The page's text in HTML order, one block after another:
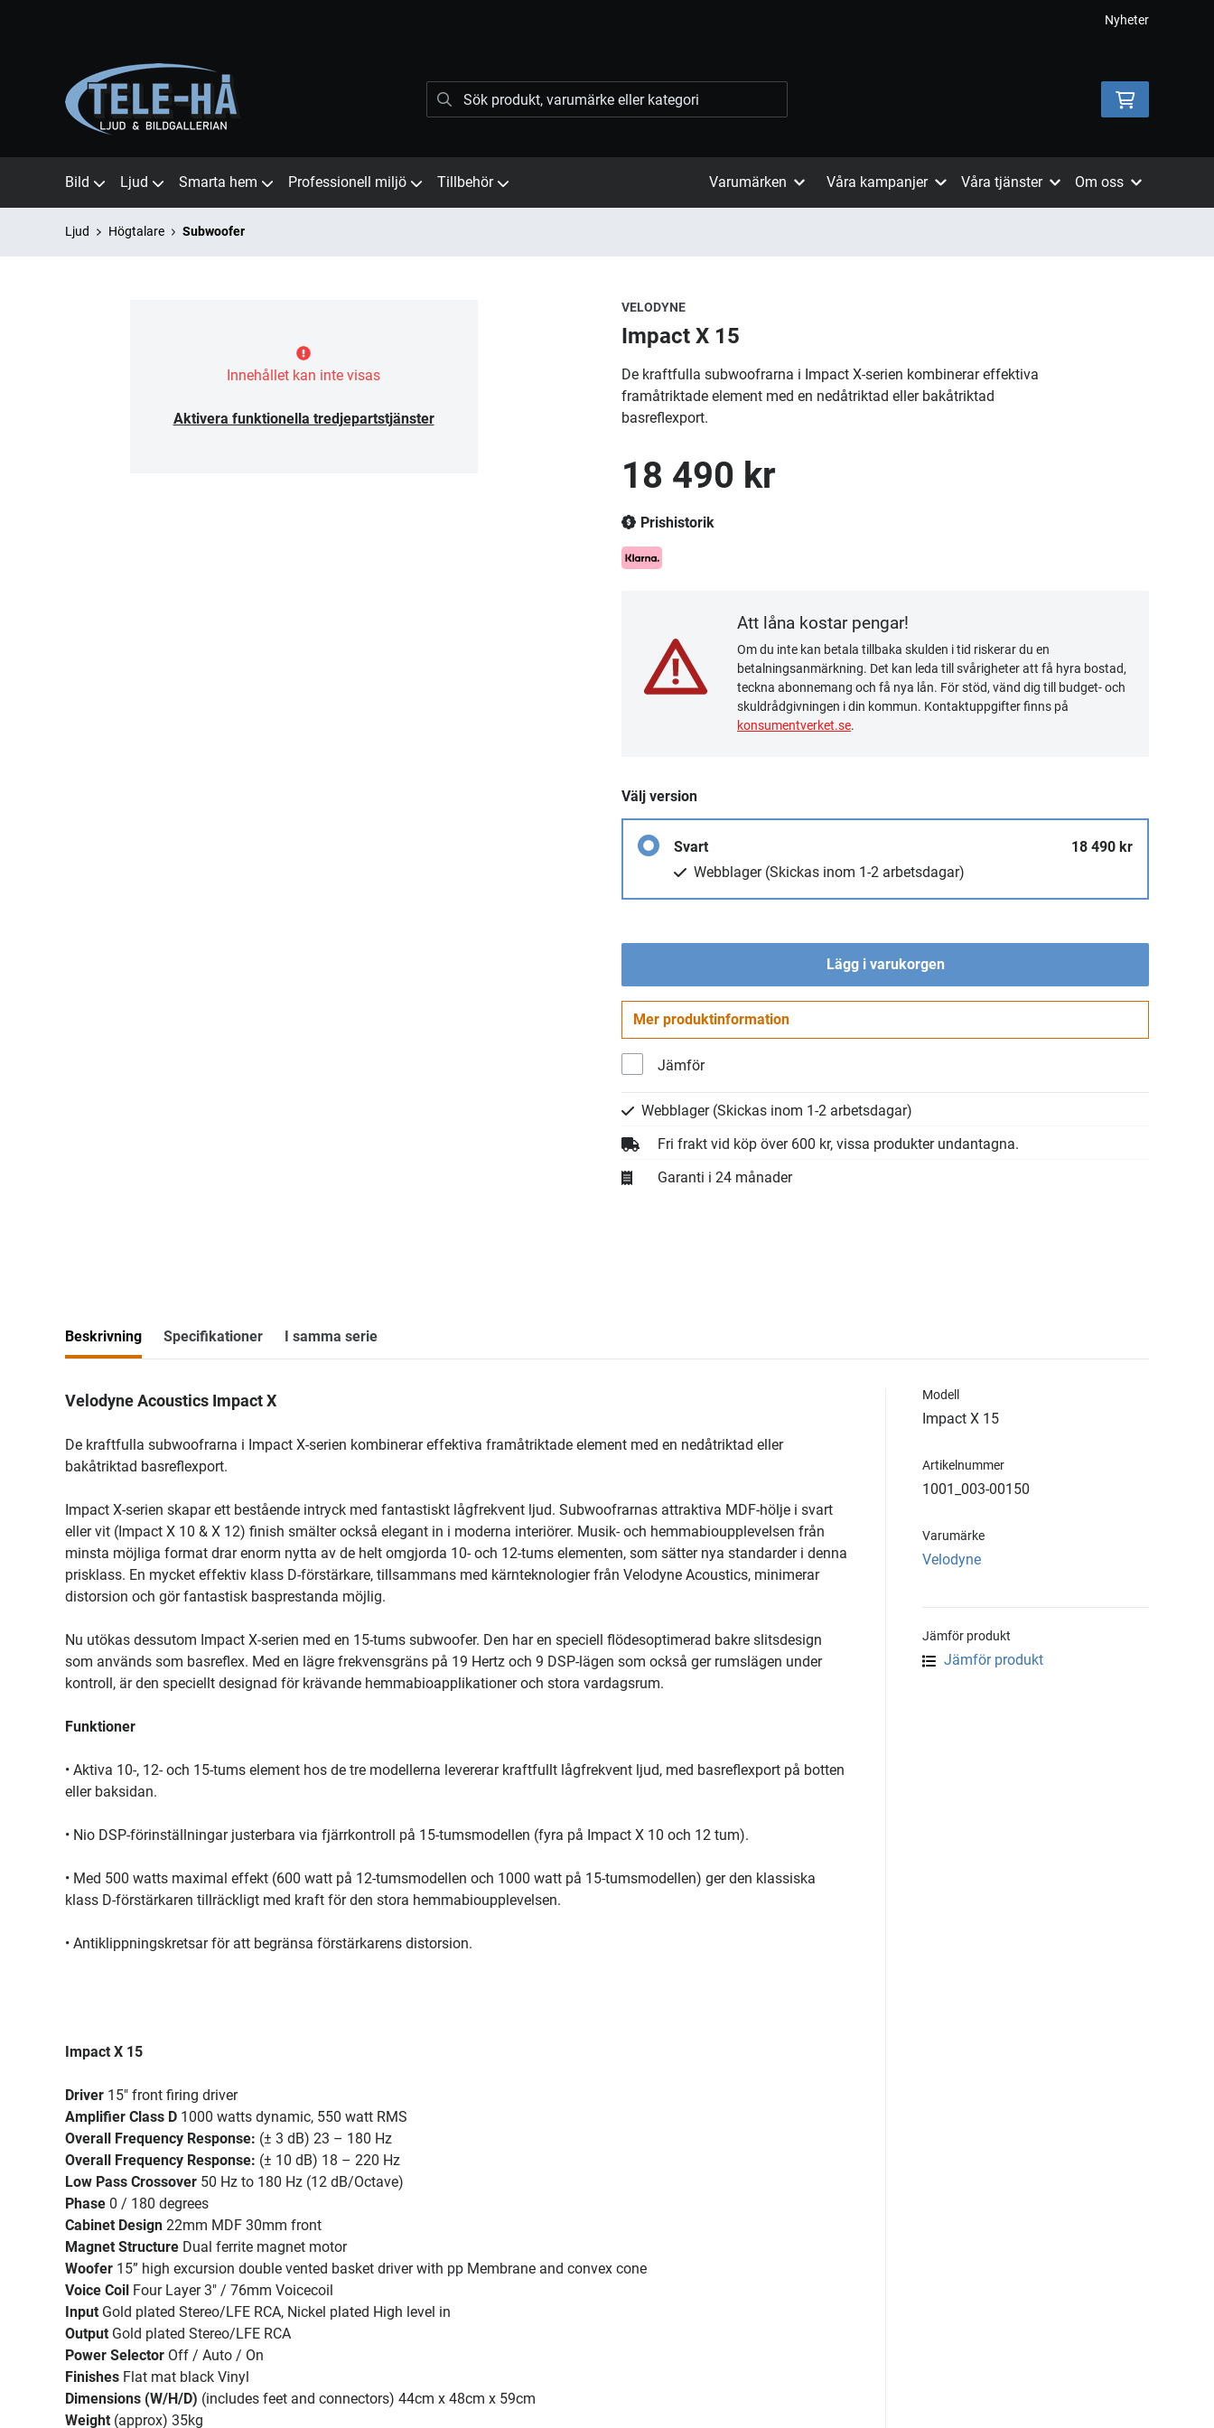
Nyheter
Bild Ljud Smarta hem Professionell miljö Tillbehör Varumärken Våra kampanjer Våra tjänster Om oss
Ljud Högtalare Subwoofer
Innehållet kan inte visas
Aktivera funktionella tredjepartstjänster
VELODYNE
Impact X 15
De kraftfulla subwoofrarna i Impact X-serien kombinerar effektiva
framåtriktade element med en nedåtriktad eller bakåtriktad
basreflexport.
18 490 kr
Prishistorik
Att låna kostar pengar!
Om du inte kan betala tillbaka skulden i tid riskerar du en
betalningsanmärkning. Det kan leda till svårigheter att få hyra bostad,
teckna abonnemang och få nya lån. För stöd, vänd dig till budget- och
skuldrådgivningen i din kommun. Kontaktuppgifter finns på
konsumentverket.se.
Välj version
Svart
18 490 kr
Webblager (Skickas inom 1-2 arbetsdagar)
Lägg i varukorgen
Mer produktinformation
Jämför
Webblager (Skickas inom 1-2 arbetsdagar)
Fri frakt vid köp över 600 kr, vissa produkter undantagna.
Garanti i 24 månader
Beskrivning Specifikationer I samma serie
Velodyne Acoustics Impact X
De kraftfulla subwoofrarna i Impact X-serien kombinerar effektiva framåtriktade element med en nedåtriktad eller
bakåtriktad basreflexport.
Impact X-serien skapar ett bestående intryck med fantastiskt lågfrekvent ljud. Subwoofrarnas attraktiva MDF-hölje i svart
eller vit (Impact X 10 & X 12) finish smälter också elegant in i moderna interiörer. Musik- och hemmabioupplevelsen från
minsta möjliga format drar enorm nytta av de helt omgjorda 10- och 12-tums elementen, som sätter nya standarder i denna
prisklass. En mycket effektiv klass D-förstärkare, tillsammans med kärnteknologier från Velodyne Acoustics, minimerar
distorsion och gör fantastisk basprestanda möjlig.
Nu utökas dessutom Impact X-serien med en 15-tums subwoofer. Den har en speciell flödesoptimerad bakre slitsdesign
som används som basreflex. Med en lägre frekvensgräns på 19 Hertz och 9 DSP-lägen som också ger rumslägen under
kontroll, är den speciellt designad för krävande hemmabioapplikationer och stora vardagsrum.
Funktioner
• Aktiva 10-, 12- och 15-tums element hos de tre modellerna levererar kraftfullt lågfrekvent ljud, med basreflexport på botten
eller baksidan.
• Nio DSP-förinställningar justerbara via fjärrkontroll på 15-tumsmodellen (fyra på Impact X 10 och 12 tum).
• Med 500 watts maximal effekt (600 watt på 12-tumsmodellen och 1000 watt på 15-tumsmodellen) ger den klassiska
klass D-förstärkaren tillräckligt med kraft för den stora hemmabioupplevelsen.
• Antiklippningskretsar för att begränsa förstärkarens distorsion.
Impact X 15
Driver 15″ front firing driver
Amplifier Class D 1000 watts dynamic, 550 watt RMS
Overall Frequency Response: (± 3 dB) 23 – 180 Hz
Overall Frequency Response: (± 10 dB) 18 – 220 Hz
Low Pass Crossover 50 Hz to 180 Hz (12 dB/Octave)
Phase 0 / 180 degrees
Cabinet Design 22mm MDF 30mm front
Magnet Structure Dual ferrite magnet motor
Woofer 15” high excursion double vented basket driver with pp Membrane and convex cone
Voice Coil Four Layer 3″ / 76mm Voicecoil
Input Gold plated Stereo/LFE RCA, Nickel plated High level in
Output Gold plated Stereo/LFE RCA
Power Selector Off / Auto / On
Finishes Flat mat black Vinyl
Dimensions (W/H/D) (includes feet and connectors) 44cm x 48cm x 59cm
Weight (approx) 35kg
Modell
Impact X 15
Artikelnummer
1001_003-00150
Varumärke
Velodyne
Jämför produkt
Jämför produkt